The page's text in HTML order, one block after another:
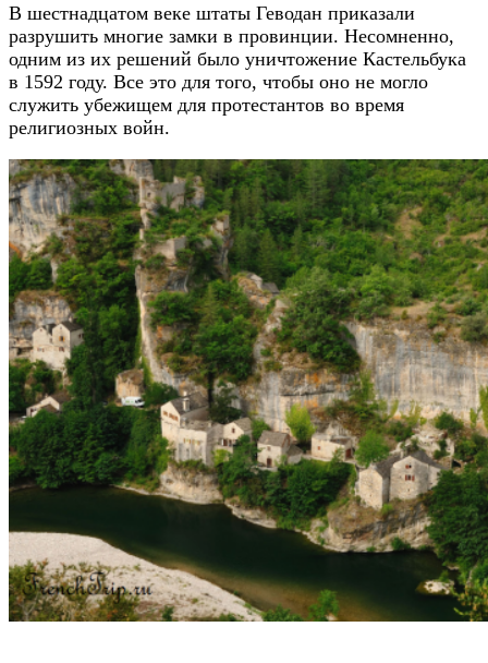
В шестнадцатом веке штаты Геводан приказали
разрушить многие замки в провинции. Несомненно,
одним из их решений было уничтожение Кастельбука
в 1592 году. Все это для того, чтобы оно не могло
служить убежищем для протестантов во время
религиозных войн.